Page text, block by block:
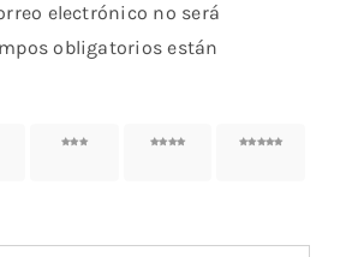
electrónico no será
obligatorios están
3 de 5
4 de 5
5 de 5